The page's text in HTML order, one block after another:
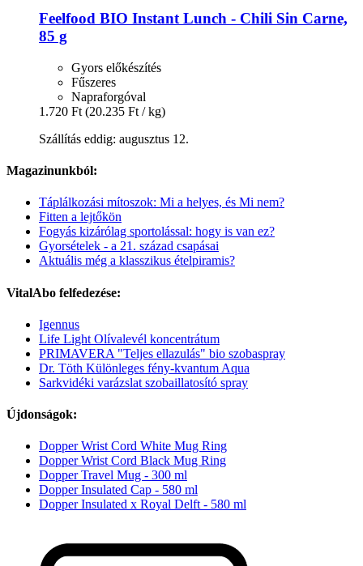
Feelfood BIO Instant Lunch -​ Chili Sin Carne,
85 g
Gyors előkészítés
Fűszeres
Napraforgóval
1.720 Ft (20.235 Ft / kg)
Szállítás eddig: augusztus 12.
Magazinunkból:
Táplálkozási mítoszok: Mi a helyes, és Mi nem?
Fitten a lejtőkön
Fogyás kizárólag sportolással: hogy is van ez?
Gyorsételek - a 21. század csapásai
Aktuális még a klasszikus ételpiramis?
VitalAbo felfedezése:
Igennus
Life Light Olívalevél koncentrátum
PRIMAVERA "Teljes ellazulás" bio szobaspray
Dr. Töth Különleges fény-kvantum Aqua
Sarkvidéki varázslat szobaillatosító spray
Újdonságok:
Dopper Wrist Cord White Mug Ring
Dopper Wrist Cord Black Mug Ring
Dopper Travel Mug - 300 ml
Dopper Insulated Cap - 580 ml
Dopper Insulated x Royal Delft - 580 ml